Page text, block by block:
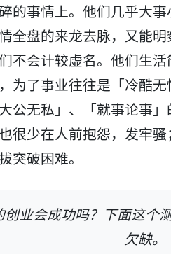
的事情上。他们几乎大
全盘的来龙去脉，又能
不会计较虚名。他们生
为了事业往往是「冷酷
公无私」、「就事论事
很少在人前抱怨，发牢
突破困难。
创业会成功吗？下面这个
欠缺。